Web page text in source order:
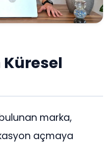
Küresel
marka,
açmaya